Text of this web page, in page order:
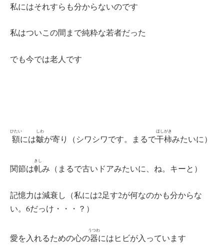
私にはそれすらも分からないのです
私はついこの間まで純粋な若者だった
でも今では老人です
額
ひたい
には皺
しわ
が寄り（シワシワです。まるで干柿
ほしがき
みたいに）
関節は軋
きし
み（まるで古いドアみたいに、ね。キーと）
記憶力は減衰し（私には2足す2が何なのかも分からな
い。6だっけ・・・？）
愛を入れるための心の器
うつわ
にはヒビが入っています